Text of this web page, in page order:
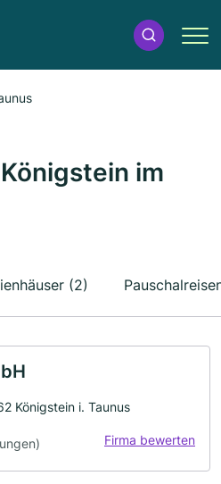
im
(2)
Königstein i. Taunus
Firma bewerten